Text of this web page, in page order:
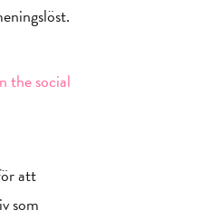
the social
att
som